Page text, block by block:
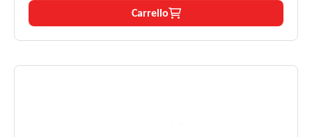
sforzo. Compatto e
leggerissimo (solo900 grammi
strumento indispensabile per giardinieri esigenti.
Carrello